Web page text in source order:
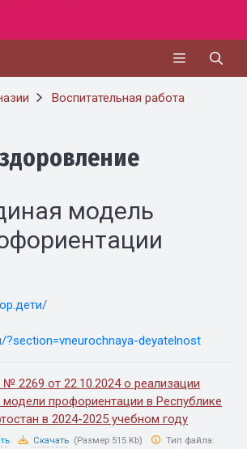
Воспитательная работа
модель
?section=vneurochnaya-deyatelnost
№ 2269 от 22.10.2024 о реализации
модели профориентации в Республике
в 2024-2025 учебном году
Скачать (Размер 515 Kb)
Тип файла: